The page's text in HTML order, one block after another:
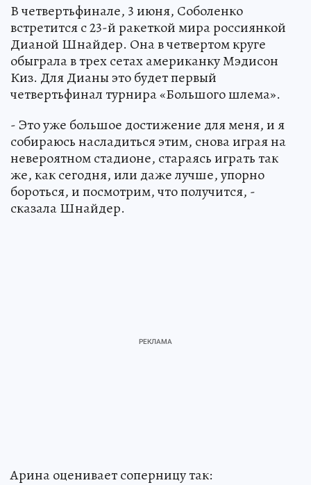
В четвертьфинале, 3 июня, Соболенко
встретится с 23-й ракеткой мира россиянкой
Дианой Шнайдер. Она в четвертом круге
обыграла в трех сетах американку Мэдисон
Киз. Для Дианы это будет первый
четвертьфинал турнира «Большого шлема».
- Это уже большое достижение для меня, и я
собираюсь насладиться этим, снова играя на
невероятном стадионе, стараясь играть так
же, как сегодня, или даже лучше, упорно
бороться, и посмотрим, что получится, -
сказала Шнайдер.
Арина оценивает соперницу так: